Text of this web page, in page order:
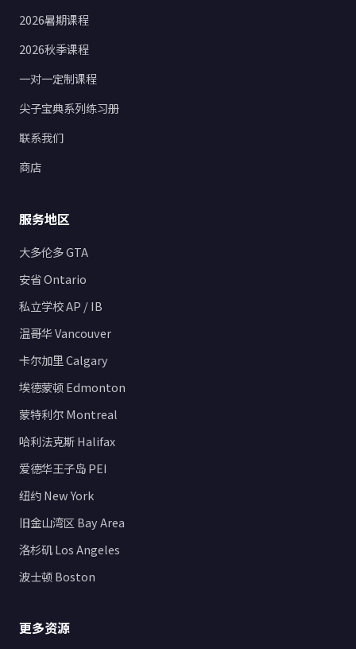
2026暑期课程
2026秋季课程
一对一定制课程
尖子宝典系列练习册
联系我们
商店
服务地区
大多伦多 GTA
安省 Ontario
私立学校 AP / IB
温哥华 Vancouver
卡尔加里 Calgary
埃德蒙顿 Edmonton
蒙特利尔 Montreal
哈利法克斯 Halifax
爱德华王子岛 PEI
纽约 New York
旧金山湾区 Bay Area
洛杉矶 Los Angeles
波士顿 Boston
更多资源